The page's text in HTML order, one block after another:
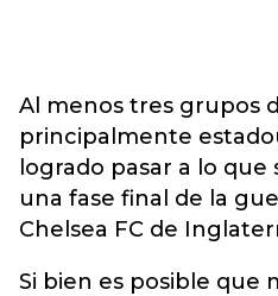
Al menos tres grupos
principalmente
logrado pasar a lo que
una fase final de la
Chelsea FC de
Si bien es posible que